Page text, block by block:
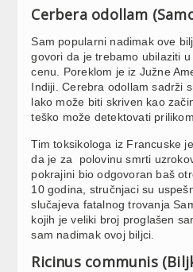
Cerbera odollam
Sam popularni nadimak ove
govori da je trebamo ubilaziti
cenu. Poreklom je iz Južne
Indiji. Cerebra odollam sadrži
lako može biti skriven kao
teško može detektovati
Tim toksikologa iz Francuske
da je za polovinu smrti
pokrajini bio odgovoran baš
10 godina, stručnjaci su
slučajeva fatalnog trovanja
kojih je veliki broj proglašen
sam nadimak ovoj biljci.
Ricinus communis